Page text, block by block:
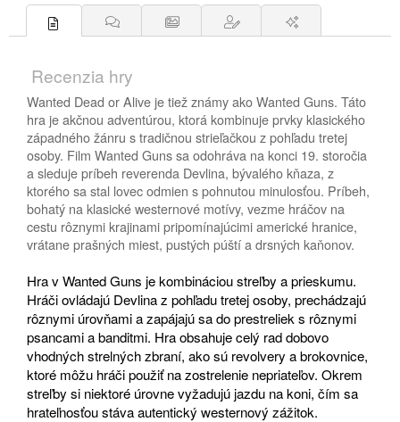
Recenzia hry
Wanted Dead or Alive je tiež známy ako Wanted Guns. Táto
hra je akčnou adventúrou, ktorá kombinuje prvky klasického
západného žánru s tradičnou strieľačkou z pohľadu tretej
osoby. Film Wanted Guns sa odohráva na konci 19. storočia
a sleduje príbeh reverenda Devlina, bývalého kňaza, z
ktorého sa stal lovec odmien s pohnutou minulosťou. Príbeh,
bohatý na klasické westernové motívy, vezme hráčov na
cestu rôznymi krajinami pripomínajúcimi americké hranice,
vrátane prašných miest, pustých púští a drsných kaňonov.
Hra v Wanted Guns je kombináciou streľby a prieskumu.
Hráči ovládajú Devlina z pohľadu tretej osoby, prechádzajú
rôznymi úrovňami a zapájajú sa do prestreliek s rôznymi
psancami a banditmi. Hra obsahuje celý rad dobovo
vhodných strelných zbraní, ako sú revolvery a brokovnice,
ktoré môžu hráči použiť na zostrelenie nepriateľov. Okrem
streľby si niektoré úrovne vyžadujú jazdu na koni, čím sa
hrateľnosťou stáva autentický westernový zážitok.